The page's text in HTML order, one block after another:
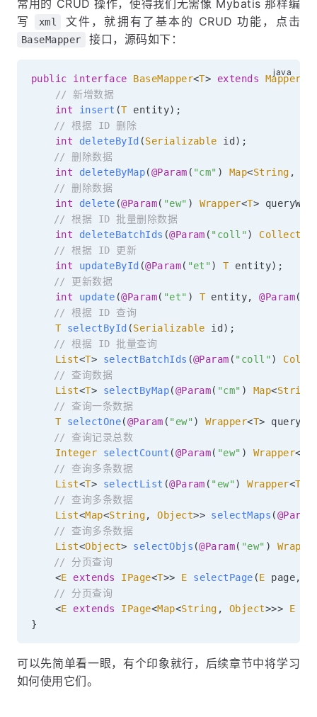
常用的 CRUD 操作，使得我们无需像 Mybatis 那样编
写
xml 文件，就拥有了基本的 CRUD 功能，点击
BaseMapper 接口，源码如下：
public interface BaseMapper<T> extends Mapper
// 新增数据
int
insert (T entity) ;
// 根据 ID 删除
int
deleteById (Serializable id) ;
// 删除数据
int
deleteByMap(@Param ( "cm" ) Map<String ,
// 删除数据
int
delete (@Param( "ew" ) Wrapper<T>
// 根据 ID 批量删除数据
int
deleteBatchIds (@Param ( "coll" )
// 根据 ID 更新
int
updateById (@Param( "et" ) T entity) ;
// 更新数据
int
update (@Param( "et" ) T entity, @Param(
// 根据 ID 查询
T selectById (Serializable id) ;
// 根据 ID 批量查询
List<T> selectBatchIds (@Param ( "coll" )
// 查询数据
List<T> selectByMap(@Param( "cm" ) Map<String
// 查询一条数据
T selectOne(@Param ( "ew" ) Wrapper<T>
// 查询记录总数
Integer
selectCount (@Param( "ew" ) Wrapper<
// 查询多条数据
List<T> selectList (@Param ( "ew" ) Wrapper<T
// 查询多条数据
List<Map<String, Object>> selectMaps (@Param
// 查询多条数据
List<Object> selectObjs (@Param( "ew" )
// 分页查询
<E extends IPage<T>> E selectPage (E page,
// 分页查询
<E extends IPage<Map<String , Object>>> E
}
可以先简单看一眼，有个印象就行，后续章节中将学习
如何使用它们。